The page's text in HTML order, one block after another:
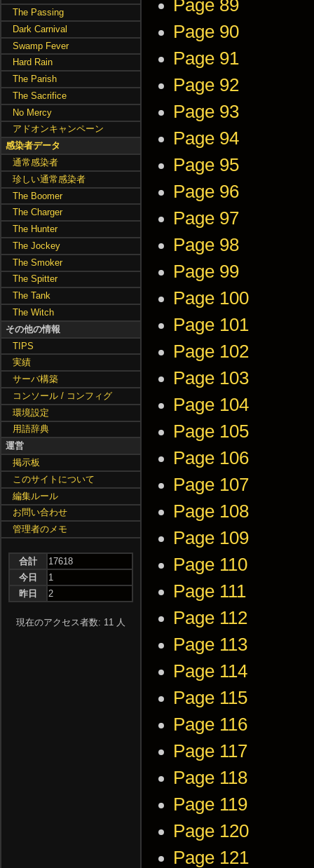
Page 89
Page 90
Page 91
Page 92
Page 93
Page 94
Page 95
Page 96
Page 97
Page 98
Page 99
Page 100
Page 101
Page 102
Page 103
Page 104
Page 105
Page 106
Page 107
Page 108
Page 109
Page 110
Page 111
Page 112
Page 113
Page 114
Page 115
Page 116
Page 117
Page 118
Page 119
Page 120
Page 121
The Passing
Dark Carnival
Swamp Fever
Hard Rain
The Parish
The Sacrifice
No Mercy
アドオンキャンペーン
感染者データ
通常感染者
珍しい通常感染者
The Boomer
The Charger
The Hunter
The Jockey
The Smoker
The Spitter
The Tank
The Witch
その他の情報
TIPS
実績
サーバ構築
コンソール / コンフィグ
環境設定
用語辞典
運営
掲示板
このサイトについて
編集ルール
お問い合わせ
管理者のメモ
合計
17618
今日
1
昨日
2
現在のアクセス者数: 11 人